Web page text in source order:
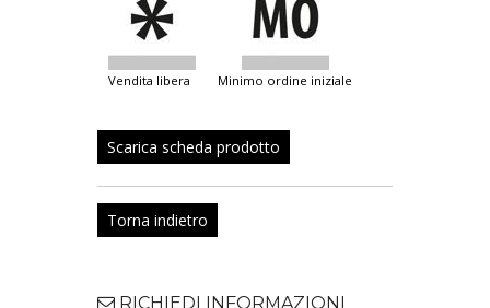
vendita libera minimo ordine iniziale
Scarica scheda prodotto
Torna indietro
RICHIEDI INFORMAZIONI